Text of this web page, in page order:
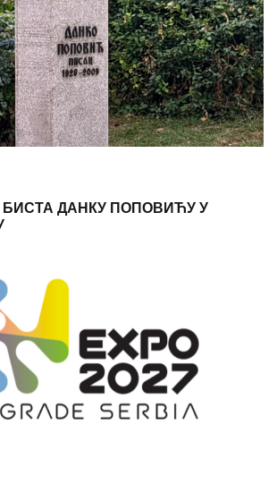
ДАНКУ ПОПОВИЋУ У